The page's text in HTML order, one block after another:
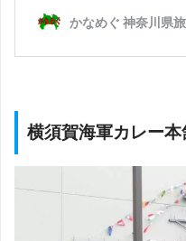
横須賀海軍カレー